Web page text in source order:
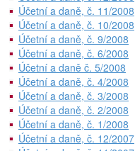
Účetní a daně, č. 11/2008
Účetní a daně, č. 10/2008
Účetní a daně, č. 9/2008
Účetní a daně, č. 6/2008
Účetní a daně č. 5/2008
Účetní a daně, č. 4/2008
Účetní a daně, č. 3/2008
Účetní a daně, č. 2/2008
Účetní a daně, č. 1/2008
Účetní a daně, č. 12/2007